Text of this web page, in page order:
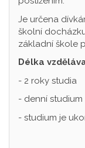
Je určena
školní
základní škole
Délka
- 2 roky studia
- denní studium
- studium je